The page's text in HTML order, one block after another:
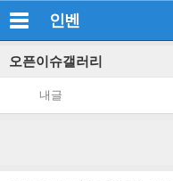
인벤
오픈이슈갤러리
내글